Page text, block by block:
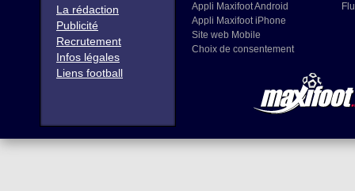
La rédaction
Publicité
Recrutement
Infos légales
Liens football
Appli Maxifoot Android
Appli Maxifoot iPhone
Site web Mobile
Choix de consentement